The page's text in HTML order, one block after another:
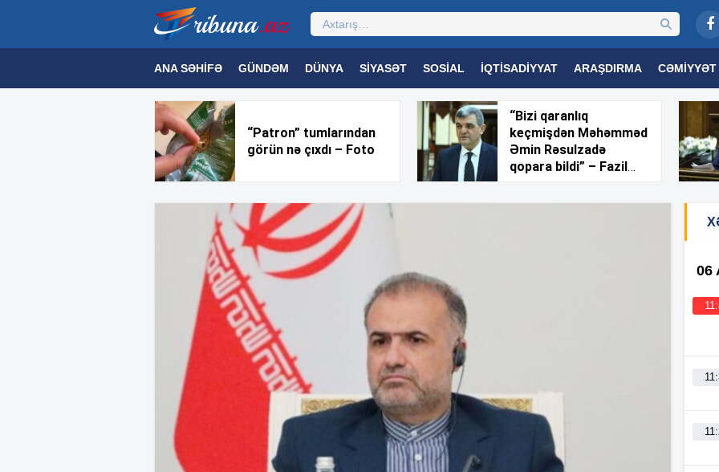
ANA SƏHIFƏ GÜNDƏM DÜNYA SIYASƏT SOSIAL İQTISADIYYAT ARAŞDIRMA CƏMIYYƏT
MƏDƏNIYYƏT TƏHSIL SAĞLAMLIQ MARAQLI
“Patron” tumlarından
görün nə çıxdı – Foto
“Bizi qaranlıq
keçmişdən Məhəmməd
Əmin Rəsulzadə
qopara bildi” – Fazil
06